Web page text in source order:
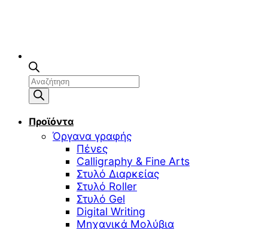
Αναζήτηση
προϊόντων
Προϊόντα
Όργανα γραφής
Πένες
Calligraphy & Fine Arts
Στυλό Διαρκείας
Στυλό Roller
Στυλό Gel
Digital Writing
Μηχανικά Μολύβια